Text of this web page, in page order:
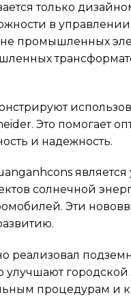
только
в
промышленных
Это помогает
и надежность.
солнечной
Эти
реализовал
улучшают
процедурам и